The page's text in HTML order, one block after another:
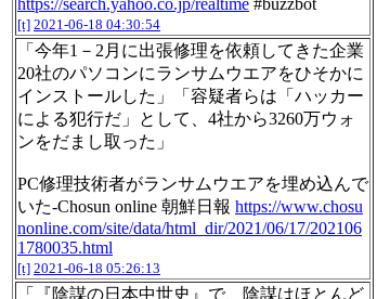
https://search.yahoo.co.jp/realtime #buzzbot
[t] 2021-06-18 04:30:54
「今年1－2月に出張修理を依頼してきた企業
20社のパソコンにランサムウエアをひそかに
インストールした」「容疑者らは「ハッカー
による犯行だ」として、4社から3260万ウォ
ンをだまし取った」
PC修理技術者がランサムウエアを埋め込んで
いた-Chosun online 朝鮮日報 https://www.chosu
nonline.com/site/data/html_dir/2021/06/17/202106
1780035.html
[t] 2021-06-18 05:26:13
「『陰謀の日本中世史』で、陰謀はほとんど